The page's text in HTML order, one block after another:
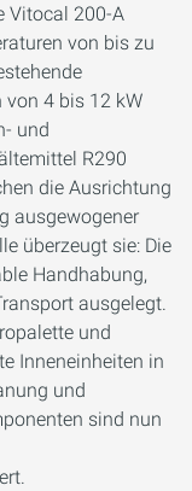
Vitocal 200-A
von bis zu
von 4 bis 12 kW
und
R290
die Ausrichtung
ausgewogener
überzeugt sie: Die
Handhabung,
ausgelegt.
und
Inneneinheiten in
und
sind nun